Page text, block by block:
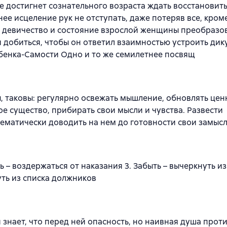
сознательного возраста ждать восстановить
исцеление рук не отступать, даже потеряв все,
и состояние взрослой женщины
чтобы он ответил взаимностью устроить
Самости Одно и то же семилетнее посвящ
регулярно освежать мышление, обновлять
существо, прибирать свои мысли и чувства. Развести
доводить на нем до готовности свои
воздержаться от наказания 3. Забыть – вычеркнуть
из списка должников
что перед ней опасность, но наивная душа